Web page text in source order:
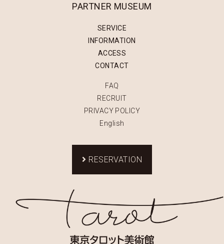
PARTNER MUSEUM
SERVICE
INFORMATION
ACCESS
CONTACT
FAQ
RECRUIT
PRIVACY POLICY
English
RESERVATION